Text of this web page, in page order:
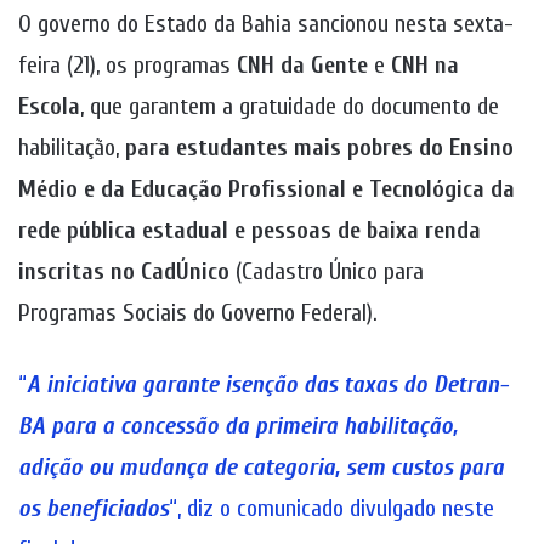
O governo do Estado da Bahia sancionou nesta sexta-
feira (21), os programas CNH da Gente e CNH na
Escola, que garantem a gratuidade do documento de
habilitação, para estudantes mais pobres do Ensino
Médio e da Educação Profissional e Tecnológica da
rede pública estadual e pessoas de baixa renda
inscritas no CadÚnico (Cadastro Único para
Programas Sociais do Governo Federal).
“A iniciativa garante isenção das taxas do Detran-
BA para a concessão da primeira habilitação,
adição ou mudança de categoria, sem custos para
os beneficiados“, diz o comunicado divulgado neste